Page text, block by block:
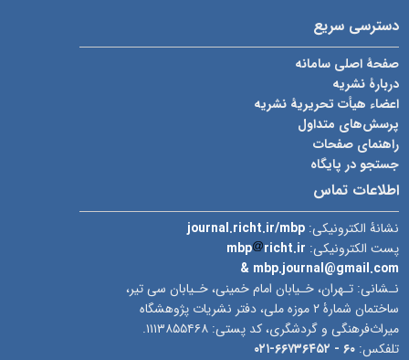
دسترسی سریع
صفحۀ اصلی سامانه
دربارۀ نشریه
اعضاء هیأت تحریریۀ نشریه
پرسش‌های متداول
راهنمای صفحات
جستجو در پایگاه
اطلاعات تماس
نشانۀ الکترونیکی:journal.richt.ir/mbp
پست الکترونیکی:
mbp
richt.ir
& mbp.journal@gmail.com
نـشانی: تـهران، خـیابان امام خمینی، خـیابان سی تیر،
ساختمان شمارۀ ۲ موزه ملی، دفتر نشریات پژوهشگاه
میراث‌فرهنگی و گردشگری، کد پستی: ۱۱۱۳۸۵۵۴۶۸.
تلفکس:۶۰ - ۶۶۷۳۶۴۵۲-۰۲۱